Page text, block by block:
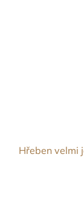
Hřeben velmi